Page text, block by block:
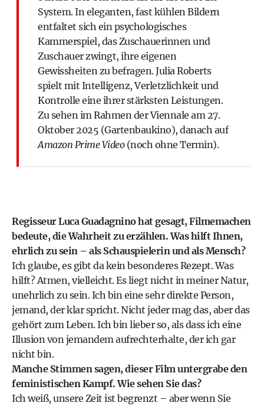
System. In eleganten, fast kühlen Bildern
entfaltet sich ein psychologisches
Kammerspiel, das Zuschauerinnen und
Zuschauer zwingt, ihre eigenen
Gewissheiten zu befragen. Julia Roberts
spielt mit Intelligenz, Verletzlichkeit und
Kontrolle eine ihrer stärksten Leistungen.
Zu sehen im Rahmen der Viennale am 27.
Oktober 2025 (Gartenbaukino), danach auf
Amazon Prime Video(noch ohne Termin).
Regisseur Luca Guadagnino hat gesagt, Filmemachen
bedeute, die Wahrheit zu erzählen. Was hilft Ihnen,
ehrlich zu sein – als Schauspielerin und als Mensch?
Ich glaube, es gibt da kein besonderes Rezept. Was
hilft? Atmen, vielleicht. Es liegt nicht in meiner Natur,
unehrlich zu sein. Ich bin eine sehr direkte Person,
jemand, der klar spricht. Nicht jeder mag das, aber das
gehört zum Leben. Ich bin lieber so, als dass ich eine
Illusion von jemandem aufrechterhalte, der ich gar
nicht bin.
Manche Stimmen sagen, dieser Film untergrabe den
feministischen Kampf. Wie sehen Sie das?
Ich weiß, unsere Zeit ist begrenzt – aber wenn Sie